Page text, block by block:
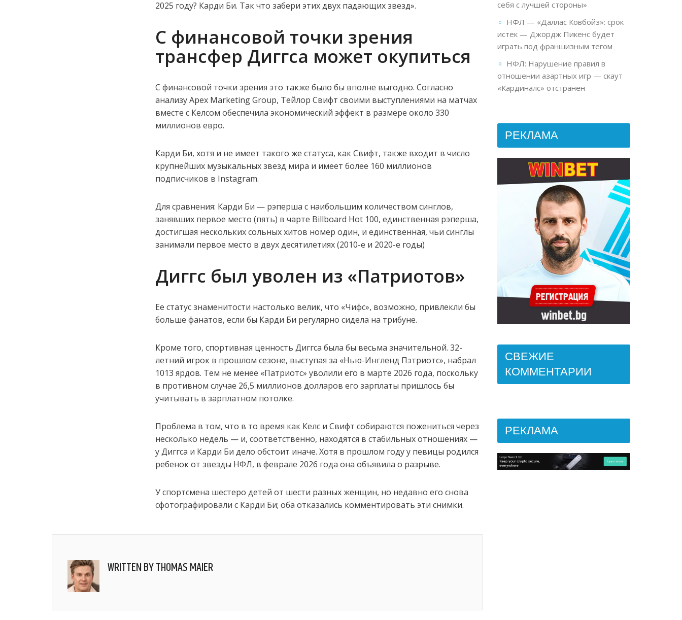
2025 году? Карди Би. Так что забери этих двух падающих звезд».
С финансовой точки зрения
трансфер Диггса может окупиться
С финансовой точки зрения это также было бы вполне выгодно. Согласно
анализу Apex Marketing Group, Тейлор Свифт своими выступлениями на матчах
вместе с Келсом обеспечила экономический эффект в размере около 330
миллионов евро.
Карди Би, хотя и не имеет такого же статуса, как Свифт, также входит в число
крупнейших музыкальных звезд мира и имеет более 160 миллионов
подписчиков в Instagram.
Для сравнения: Карди Би — рэперша с наибольшим количеством синглов,
занявших первое место (пять) в чарте Billboard Hot 100, единственная рэперша,
достигшая нескольких сольных хитов номер один, и единственная, чьи синглы
занимали первое место в двух десятилетиях (2010-е и 2020-е годы)
Диггс был уволен из «Патриотов»
Ее статус знаменитости настолько велик, что «Чифс», возможно, привлекли бы
больше фанатов, если бы Карди Би регулярно сидела на трибуне.
Кроме того, спортивная ценность Диггса была бы весьма значительной. 32-
летний игрок в прошлом сезоне, выступая за «Нью-Ингленд Пэтриотс», набрал
1013 ярдов. Тем не менее «Патриотс» уволили его в марте 2026 года, поскольку
в противном случае 26,5 миллионов долларов его зарплаты пришлось бы
учитывать в зарплатном потолке.
Проблема в том, что в то время как Келс и Свифт собираются пожениться через
несколько недель — и, соответственно, находятся в стабильных отношениях —
у Диггса и Карди Би дело обстоит иначе. Хотя в прошлом году у певицы родился
ребенок от звезды НФЛ, в феврале 2026 года она объявила о разрыве.
У спортсмена шестеро детей от шести разных женщин, но недавно его снова
сфотографировали с Карди Би; оба отказались комментировать эти снимки.
WRITTEN BYTHOMAS MAIER
себя с лучшей стороны»
НФЛ — «Даллас Ковбойз»: срок
истек — Джордж Пикенс будет
играть под франшизным тегом
НФЛ: Нарушение правил в
отношении азартных игр — скаут
«Кардиналс» отстранен
РЕКЛАМА
СВЕЖИЕ
КОММЕНТАРИИ
РЕКЛАМА